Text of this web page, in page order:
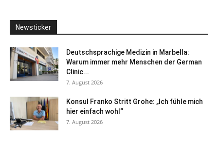
Newsticker
Deutschsprachige Medizin in Marbella:
Warum immer mehr Menschen der German
Clinic...
7. August 2026
Konsul Franko Stritt Grohe: „Ich fühle mich
hier einfach wohl“
7. August 2026